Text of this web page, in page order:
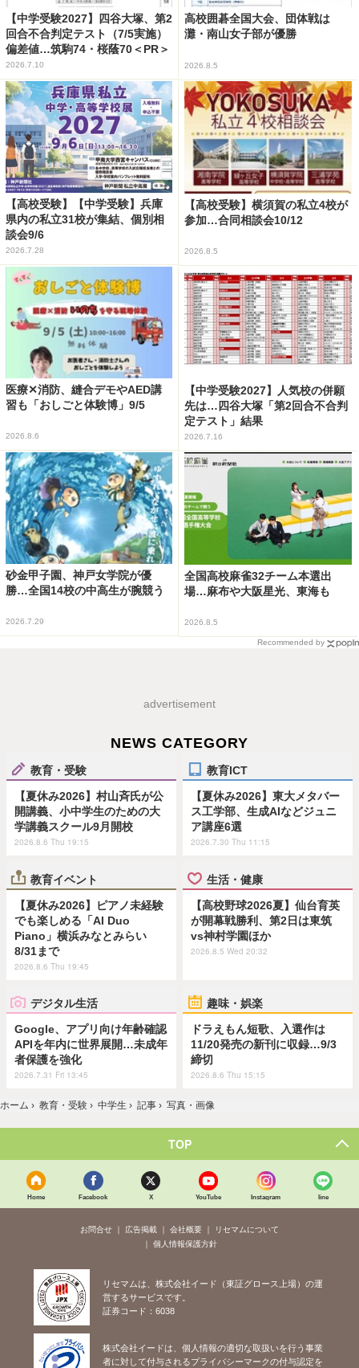
【中学受験2027】四谷大塚、第2
回合不合判定テスト（7/5実施）
偏差値…筑駒74・桜蔭70＜PR＞
2026.7.10
高校囲碁全国大会、団体戦は
灘・南山女子部が優勝
2026.8.5
【高校受験】【中学受験】兵庫
県内の私立31校が集結、個別相
談会9/6
2026.7.28
【高校受験】横須賀の私立4校が
参加…合同相談会10/12
2026.8.5
医療✕消防、縫合デモやAED講
習も「おしごと体験博」9/5
2026.8.6
【中学受験2027】人気校の併願
先は…四谷大塚「第2回合不合判
定テスト」結果
2026.7.16
砂金甲子園、神戸女学院が優
勝…全国14校の中高生が腕競う
2026.7.29
全国高校麻雀32チーム本選出
場…麻布や大阪星光、東海も
2026.8.5
Recommended by
advertisement
NEWS CATEGORY
教育・受験
【夏休み2026】村山斉氏が公
開講義、小中学生のための大
学講義スクール9月開校
2026.8.6 Thu 19:15
教育ICT
【夏休み2026】東大メタバー
ス工学部、生成AIなどジュニ
ア講座6選
2026.7.30 Thu 11:15
教育イベント
【夏休み2026】ピアノ未経験
でも楽しめる「AI Duo
Piano」横浜みなとみらい
8/31まで
2026.8.6 Thu 19:45
生活・健康
【高校野球2026夏】仙台育英
が開幕戦勝利、第2日は東筑
vs神村学園ほか
2026.8.5 Wed 20:32
デジタル生活
Google、アプリ向け年齢確認
APIを年内に世界展開…未成年
者保護を強化
2026.7.31 Fri 13:45
趣味・娯楽
ドラえもん短歌、入選作は
11/20発売の新刊に収録…9/3
締切
2026.8.6 Thu 15:15
ホーム › 教育・受験 › 中学生 › 記事 › 写真・画像
TOP
Home Facebook X YouTube Instagram line
お問合せ 広告掲載 会社概要
リセマムについて
個人情報保護方針
リセマムは、株式会社イード（東証グロース上場）の運
営するサービスです。
証券コード：6038
株式会社イードは、個人情報の適切な取扱いを行う事業
者に対して付与されるプライバシーマークの付与認定を